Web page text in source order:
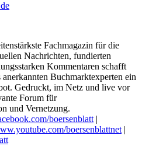
Fachmagazin für die
Nachrichten, fundierten
Kommentaren schafft
Buchmarktexperten ein
Gedruckt, im Netz und live vor
Forum für
und Vernetzung.
boersenblatt |
boersenblattnet |